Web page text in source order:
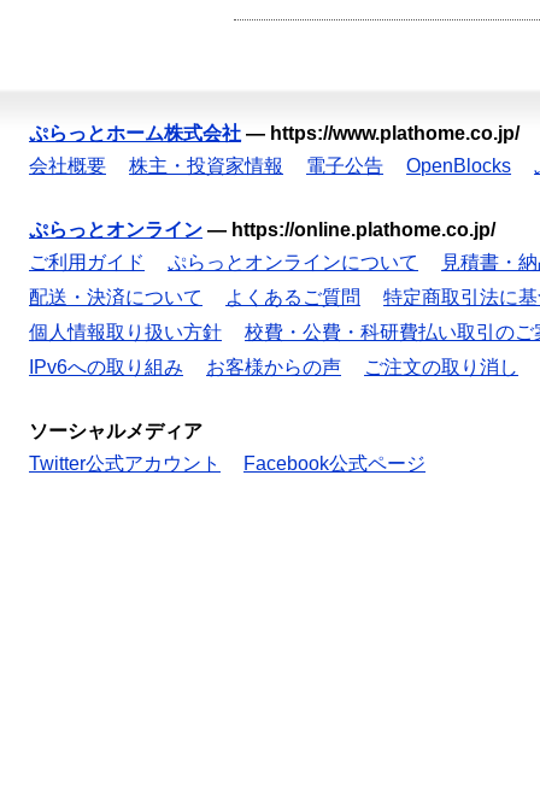
ぷらっとホーム株式会社 — https://www.plathome.co.jp/
会社概要
株主・投資家情報 電子公告 OpenBlocks
ぷらっとオンライン — https://online.plathome.co.jp/
ご利用ガイド
ぷらっとオンラインについて
見積書・
配送・決済について
よくあるご質問
特定商取引法に
個人情報取り扱い方針
校費・公費・科研費払い取引のご
IPv6への取り組み
お客様からの声 ご注文の取り消し
ソーシャルメディア
Twitter公式アカウント
Facebook公式ページ